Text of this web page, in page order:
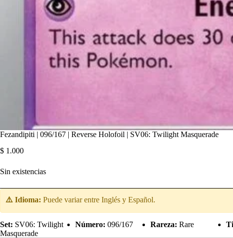
Fezandipiti | 096/167 | Reverse Holofoil | SV06: Twilight Masquerade
$ 1.000
Sin existencias
⚠️ Idioma: Puede variar entre Inglés y Español.
Set: SV06: Twilight
Masquerade
Número: 096/167 Rareza: Rare